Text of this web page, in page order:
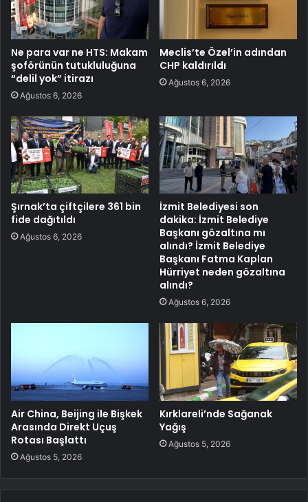
Ne para var ne HTS: Makam
şoförünün tutukluluğuna
“delil yok” itirazı
Ağustos 6, 2026
Meclis’te Özel’in adından
CHP kaldırıldı
Ağustos 6, 2026
Şırnak’ta çiftçilere 361 bin
fide dağıtıldı
Ağustos 6, 2026
İzmit Belediyesi son
dakika: İzmit Belediye
Başkanı gözaltına mı
alındı? İzmit Belediye
Başkanı Fatma Kaplan
Hürriyet neden gözaltına
alındı?
Ağustos 6, 2026
Air China, Beijing ile Bişkek
Arasında Direkt Uçuş
Rotası Başlattı
Ağustos 5, 2026
Kırklareli’nde Sağanak
Yağış
Ağustos 5, 2026